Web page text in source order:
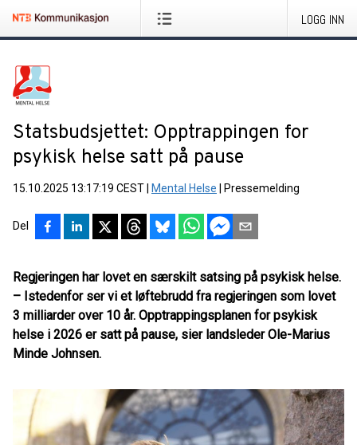
LOGG INN
Statsbudsjettet: Opptrappingen for
psykisk helse satt på pause
15.10.2025 13:17:19 CEST Mental Helse Pressemelding
Del
Regjeringen har lovet en særskilt satsing på psykisk helse.
– Istedenfor ser vi et løftebrudd fra regjeringen som lovet
3 milliarder over 10 år. Opptrappingsplanen for psykisk
helse i 2026 er satt på pause, sier landsleder Ole-Marius
Minde Johnsen.